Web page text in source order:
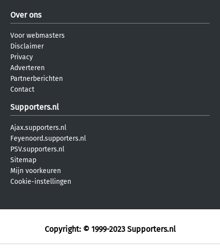
Over ons
Voor webmasters
Disclaimer
Privacy
Adverteren
Partnerberichten
Contact
Supporters.nl
Ajax.supporters.nl
Feyenoord.supporters.nl
PSV.supporters.nl
Sitemap
Mijn voorkeuren
Cookie-instellingen
Copyright: © 1999-2023 Supporters.nl